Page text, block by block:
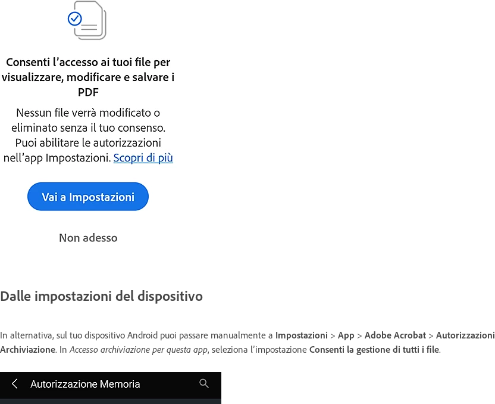
Dalle impostazioni del dispositivo
In alternativa, sul tuo dispositivo Android puoi passare manualmente a Impostazioni > App > Adobe Acrobat > Autorizzazioni
Archiviazione. InAccesso archiviazione per questa app, seleziona l’impostazione Consenti la gestione di tutti i file.